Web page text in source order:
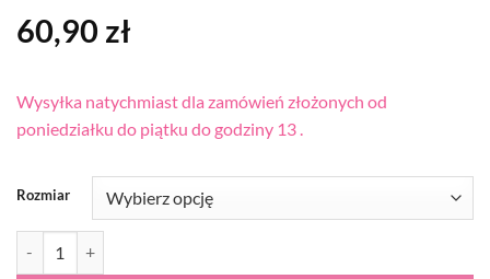
60,90 zł
Wysyłka natychmiast dla zamówień złożonych od
poniedziałku do piątku do godziny 13 .
Rozmiar